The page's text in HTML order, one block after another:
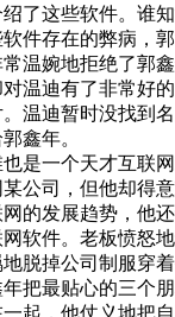
了这些软件。谁
件存在的弊病，
温婉地拒绝了郭
温迪有了非常好
温迪暂时没找到
鑫年。
是一个天才互联
公司，但他却得
的发展趋势，他
软件。老板愤怒
脱掉公司制服穿
把最贴心的三个
起，他仗义地把